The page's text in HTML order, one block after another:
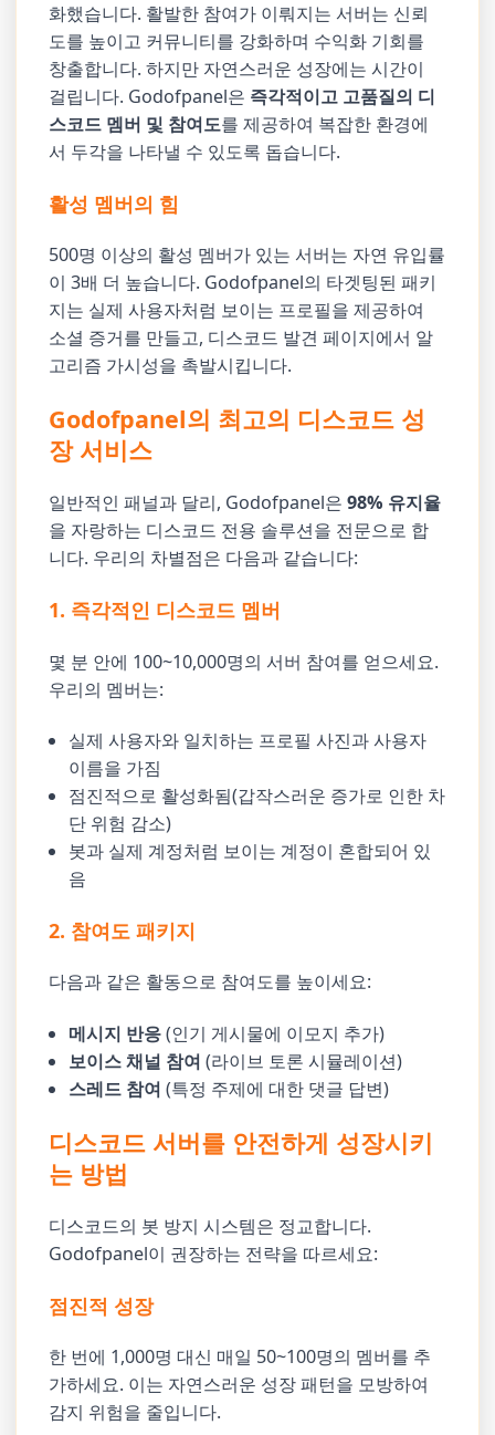
화했습니다. 활발한 참여가 이뤄지는 서버는 신뢰
도를 높이고 커뮤니티를 강화하며 수익화 기회를
창출합니다. 하지만 자연스러운 성장에는 시간이
걸립니다. Godofpanel은 즉각적이고 고품질의 디
스코드 멤버 및 참여도를 제공하여 복잡한 환경에
서 두각을 나타낼 수 있도록 돕습니다.
활성 멤버의 힘
500명 이상의 활성 멤버가 있는 서버는 자연 유입률
이 3배 더 높습니다. Godofpanel의 타겟팅된 패키
지는 실제 사용자처럼 보이는 프로필을 제공하여
소셜 증거를 만들고, 디스코드 발견 페이지에서 알
고리즘 가시성을 촉발시킵니다.
Godofpanel의 최고의 디스코드 성
장 서비스
일반적인 패널과 달리, Godofpanel은98% 유지율
을 자랑하는 디스코드 전용 솔루션을 전문으로 합
니다. 우리의 차별점은 다음과 같습니다:
1. 즉각적인 디스코드 멤버
몇 분 안에 100~10,000명의 서버 참여를 얻으세요.
우리의 멤버는:
실제 사용자와 일치하는 프로필 사진과 사용자
이름을 가짐
점진적으로 활성화됨(갑작스러운 증가로 인한 차
단 위험 감소)
봇과 실제 계정처럼 보이는 계정이 혼합되어 있
음
2. 참여도 패키지
다음과 같은 활동으로 참여도를 높이세요:
메시지 반응(인기 게시물에 이모지 추가)
보이스 채널 참여 (라이브 토론 시뮬레이션)
스레드 참여 (특정 주제에 대한 댓글 답변)
디스코드 서버를 안전하게 성장시키
는 방법
디스코드의 봇 방지 시스템은 정교합니다.
Godofpanel이 권장하는 전략을 따르세요:
점진적 성장
한 번에 1,000명 대신 매일 50~100명의 멤버를 추
가하세요. 이는 자연스러운 성장 패턴을 모방하여
감지 위험을 줄입니다.